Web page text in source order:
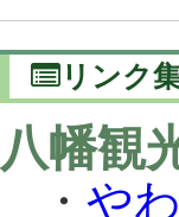
リンク
八幡観
・ や